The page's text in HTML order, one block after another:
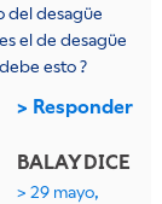
del desagüe
el de desagüe
esto ?
Responder
BALAY DICE
29 mayo,